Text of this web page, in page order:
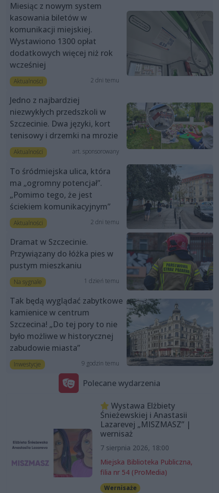
Miesiąc z nowym system
kasowania biletów w
komunikacji miejskiej.
Wystawiono 1300 opłat
dodatkowych więcej niż rok
wcześniej
Aktualności 2 dni temu
Jedno z najbardziej
niezwykłych przedszkoli w
Szczecinie. Dwa języki, kort
tenisowy i drzemki na mrozie
Aktualności art. sponsorowany
To śródmiejska ulica, która
ma „ogromny potencjał”.
„Pomimo tego, że jest
ściekiem komunikacyjnym”
Aktualności 2 dni temu
Dramat w Szczecinie.
Przywiązany do łóżka pies w
pustym mieszkaniu
Na sygnale 1 dzień temu
Tak będą wyglądać zabytkowe
kamienice w centrum
Szczecina! „Do tej pory to nie
było możliwe w historycznej
zabudowie miasta”
Inwestycje 9 godzin temu
Polecane wydarzenia
Wystawa Elżbiety
Śnieżewskiej i Anastasii
Lazarevej „MISZMASZ” |
wernisaż
7 sierpnia 2026, 18:00
Miejska Biblioteka Publiczna,
filia nr 54 (ProMedia)
Wernisaże